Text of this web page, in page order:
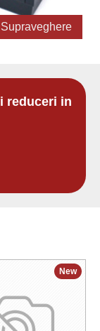
reduceri in
New